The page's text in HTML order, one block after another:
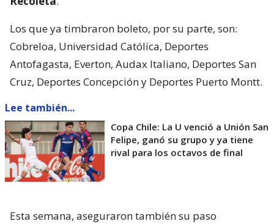
Los que ya timbraron boleto, por su parte, son:
Cobreloa, Universidad Católica, Deportes
Antofagasta, Everton, Audax Italiano, Deportes San
Cruz, Deportes Concepción y Deportes Puerto Montt.
Lee también...
Copa Chile: La U venció a Unión San
Felipe, ganó su grupo y ya tiene
rival para los octavos de final
Esta semana, aseguraron también su paso